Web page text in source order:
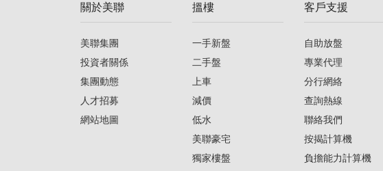
美聯信心指數 較上週 0.7% 03/08/2026)
關於美聯
美聯集團
投資者關係
集團動態
人才招募
網站地圖
搵樓
一手新盤
二手盤
上車
減價
低水
美聯豪宅
獨家樓盤
客戶支援
自助放盤
專業代理
分行網絡
查詢熱線
聯絡我們
按揭計算機
負擔能力計算機